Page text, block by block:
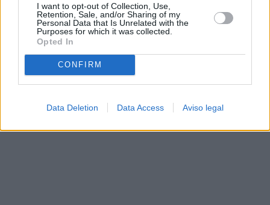
I want to opt-out of Collection, Use,
Retention, Sale, and/or Sharing of my
Personal Data that Is Unrelated with the
Purposes for which it was collected.
Opted In
CONFIRM
Data Deletion Data Access Aviso legal